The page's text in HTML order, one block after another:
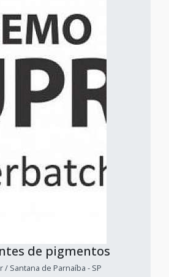
de pigmentos
/ Santana de Parnaíba - SP